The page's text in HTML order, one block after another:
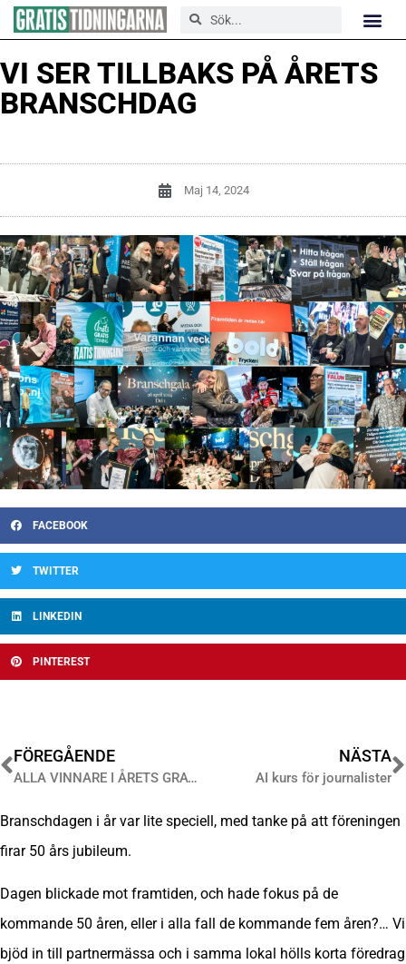
VI SER TILLBAKS PÅ ÅRETS
BRANSCHDAG
Maj 14, 2024
FACEBOOK
TWITTER
LINKEDIN
PINTEREST
FÖREGÅENDE
ALLA VINNARE I ÅRETS GRATISTIDNING 2024
NÄSTA
AI kurs för journalister
Branschdagen i år var lite speciell, med tanke på att föreningen
firar 50 års jubileum.
Dagen blickade mot framtiden, och hade fokus på de
kommande 50 åren, eller i alla fall de kommande fem åren?… Vi
bjöd in till partnermässa och i samma lokal hölls korta föredrag